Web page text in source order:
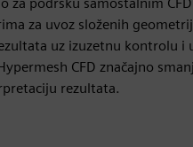
za uvoz složenih
uz izuzetnu kontrolu i
CFD značajno
rezultata.